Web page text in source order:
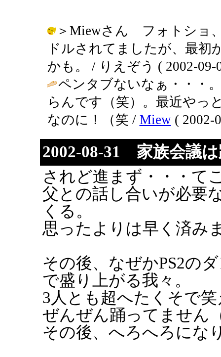
＞Miewさん フォトショ
ドルされてましたが、最
かも。 / りえぞう ( 2002-09-
ペンタブないなぁ・・・
らんです（笑）。最近やっ
なのに！（笑 / Miew( 2002-
2002-08-31 家族会議
されど進まず・・・て
父との話し合いが必要
くる。
思ったよりは早く済み
その後、なぜかPS2の
で盛り上がる我々。
3人とも超へたくそで
ぜんぜん踊ってません
その後、へろへろにな